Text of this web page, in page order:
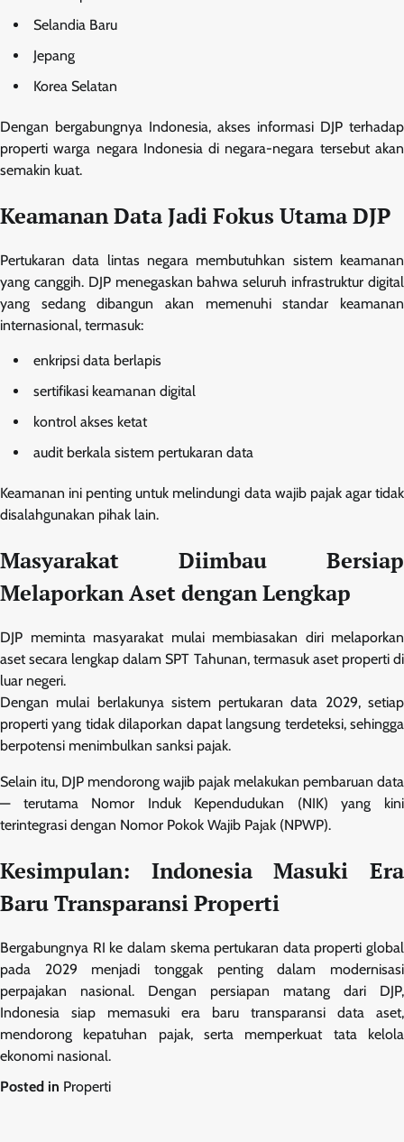
Selandia Baru
Jepang
Korea Selatan
Dengan bergabungnya Indonesia, akses informasi DJP terhadap
properti warga negara Indonesia di negara-negara tersebut akan
semakin kuat.
Keamanan Data Jadi Fokus Utama DJP
Pertukaran data lintas negara membutuhkan sistem keamanan
yang canggih. DJP menegaskan bahwa seluruh infrastruktur digital
yang sedang dibangun akan memenuhi standar keamanan
internasional, termasuk:
enkripsi data berlapis
sertifikasi keamanan digital
kontrol akses ketat
audit berkala sistem pertukaran data
Keamanan ini penting untuk melindungi data wajib pajak agar tidak
disalahgunakan pihak lain.
Masyarakat Diimbau Bersiap
Melaporkan Aset dengan Lengkap
DJP meminta masyarakat mulai membiasakan diri melaporkan
aset secara lengkap dalam SPT Tahunan, termasuk aset properti di
luar negeri.
Dengan mulai berlakunya sistem pertukaran data 2029, setiap
properti yang tidak dilaporkan dapat langsung terdeteksi, sehingga
berpotensi menimbulkan sanksi pajak.
Selain itu, DJP mendorong wajib pajak melakukan pembaruan data
— terutama Nomor Induk Kependudukan (NIK) yang kini
terintegrasi dengan Nomor Pokok Wajib Pajak (NPWP).
Kesimpulan: Indonesia Masuki Era
Baru Transparansi Properti
Bergabungnya RI ke dalam skema pertukaran data properti global
pada 2029 menjadi tonggak penting dalam modernisasi
perpajakan nasional. Dengan persiapan matang dari DJP,
Indonesia siap memasuki era baru transparansi data aset,
mendorong kepatuhan pajak, serta memperkuat tata kelola
ekonomi nasional.
Posted in Properti